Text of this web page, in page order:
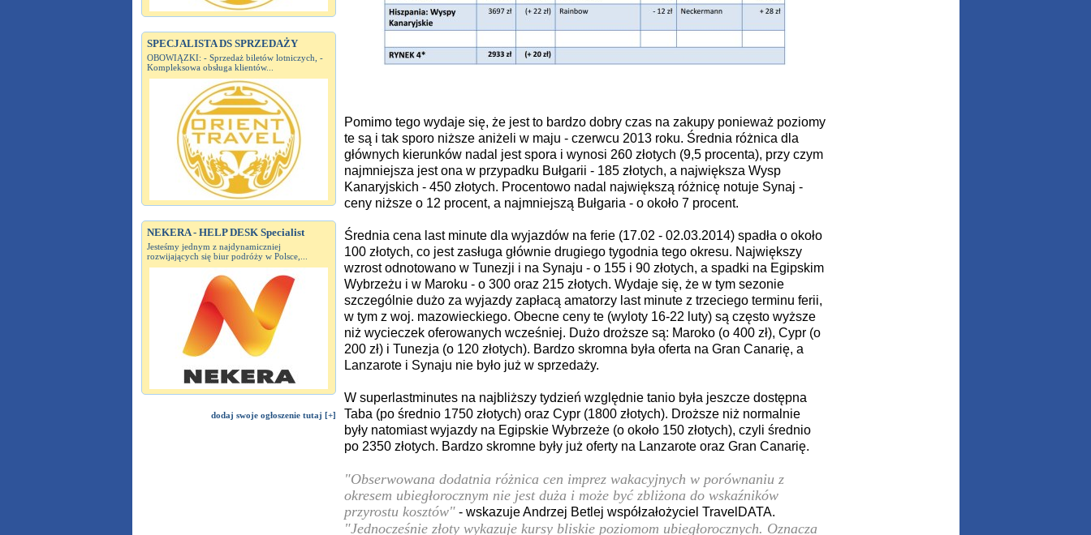
SPECJALISTA DS SPRZEDAŻY
OBOWIĄZKI: - Sprzedaż biletów lotniczych, -
Kompleksowa obsługa klientów...
NEKERA - HELP DESK Specialist
Jesteśmy jednym z najdynamiczniej
rozwijających się biur podróży w Polsce,...
dodaj swoje ogłoszenie tutaj [+]
Pomimo tego wydaje się, że jest to bardzo dobry czas na zakupy ponieważ poziomy
te są i tak sporo niższe aniżeli w maju - czerwcu 2013 roku. Średnia różnica dla
głównych kierunków nadal jest spora i wynosi 260 złotych (9,5 procenta), przy czym
najmniejsza jest ona w przypadku Bułgarii - 185 złotych, a największa Wysp
Kanaryjskich - 450 złotych. Procentowo nadal największą różnicę notuje Synaj -
ceny niższe o 12 procent, a najmniejszą Bułgaria - o około 7 procent.
Średnia cena last minute dla wyjazdów na ferie (17.02 - 02.03.2014) spadła o około
100 złotych, co jest zasługa głównie drugiego tygodnia tego okresu. Największy
wzrost odnotowano w Tunezji i na Synaju - o 155 i 90 złotych, a spadki na Egipskim
Wybrzeżu i w Maroku - o 300 oraz 215 złotych. Wydaje się, że w tym sezonie
szczególnie dużo za wyjazdy zapłacą amatorzy last minute z trzeciego terminu ferii,
w tym z woj. mazowieckiego. Obecne ceny te (wyloty 16-22 luty) są często wyższe
niż wycieczek oferowanych wcześniej. Dużo droższe są: Maroko (o 400 zł), Cypr (o
200 zł) i Tunezja (o 120 złotych). Bardzo skromna była oferta na Gran Canarię, a
Lanzarote i Synaju nie było już w sprzedaży.
W superlastminutes na najbliższy tydzień względnie tanio była jeszcze dostępna
Taba (po średnio 1750 złotych) oraz Cypr (1800 złotych). Droższe niż normalnie
były natomiast wyjazdy na Egipskie Wybrzeże (o około 150 złotych), czyli średnio
po 2350 złotych. Bardzo skromne były już oferty na Lanzarote oraz Gran Canarię.
"Obserwowana dodatnia różnica cen imprez wakacyjnych w porównaniu z
okresem ubiegłorocznym nie jest duża i może być zbliżona do wskaźników
przyrostu kosztów"- wskazuje Andrzej Betlej współzałożyciel TravelDATA.
"Jednocześnie złoty wykazuje kursy bliskie poziomom ubiegłorocznych. Oznacza